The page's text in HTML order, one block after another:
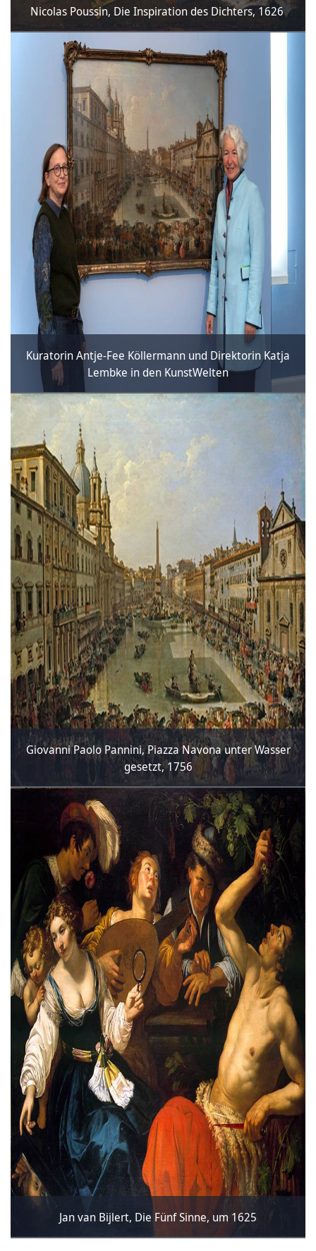
Nicolas Poussin, Die Inspiration des Dichters, 1626
Kuratorin Antje-Fee Köllermann und Direktorin Katja
Lembke in den KunstWelten
Giovanni Paolo Pannini, Piazza Navona unter Wasser
gesetzt, 1756
Jan van Bijlert, Die Fünf Sinne, um 1625